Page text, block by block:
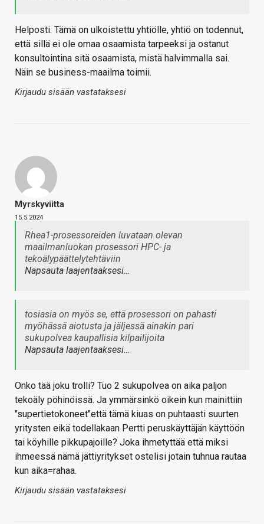
Helposti. Tämä on ulkoistettu yhtiölle, yhtiö on todennut,
että sillä ei ole omaa osaamista tarpeeksi ja ostanut
konsultointina sitä osaamista, mistä halvimmalla sai.
Näin se business-maailma toimii.
Kirjaudu sisään vastataksesi
Myrskyviitta
15.5.2024
Rhea1-prosessoreiden luvataan olevan
maailmanluokan prosessori HPC- ja
tekoälypäättelytehtäviin
Napsauta laajentaaksesi…
tosiasia on myös se, että prosessori on pahasti
myöhässä aiotusta ja jäljessä ainakin pari
sukupolvea kaupallisia kilpailijoita
Napsauta laajentaaksesi…
Onko tää joku trolli? Tuo 2 sukupolvea on aika paljon
tekoäly pöhinöissä. Ja ymmärsinkö oikein kun mainittiin
"supertietokoneet"että tämä kiuas on puhtaasti suurten
yritysten eikä todellakaan Pertti peruskäyttäjän käyttöön
tai köyhille pikkupajoille? Joka ihmetyttää että miksi
ihmeessä nämä jättiyritykset ostelisi jotain tuhnua rautaa
kun aika=rahaa.
Kirjaudu sisään vastataksesi